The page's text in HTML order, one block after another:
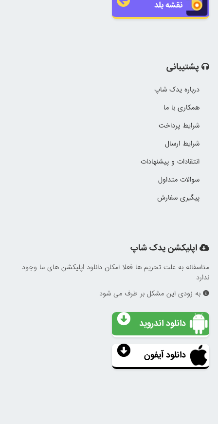
نقشه بلد
پشتیبانی
درباره یدک شاپ
همکاری با ما
شرایط پرداخت
شرایط ارسال
انتقادات و پیشنهادات
سوالات متداول
پیگیری سفارش
اپلیکشن یدک شاپ
متاسفانه به علت تحریم ها فعلا امکان دانلود اپلیکشن های ما وجود
ندارد
به زودی این مشکل بر طرف می شود
دانلود اندروید
دانلود آیفون